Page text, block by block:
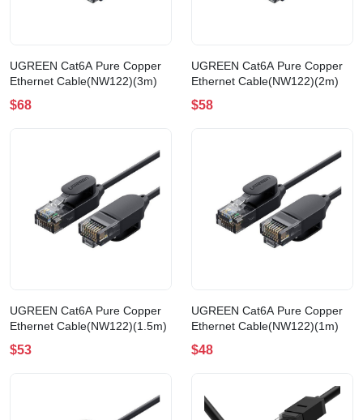
UGREEN Cat6A Pure Copper
Ethernet Cable(NW122)(3m)
$68
UGREEN Cat6A Pure Copper
Ethernet Cable(NW122)(2m)
$58
UGREEN Cat6A Pure Copper
Ethernet Cable(NW122)(1.5m)
$53
UGREEN Cat6A Pure Copper
Ethernet Cable(NW122)(1m)
$48